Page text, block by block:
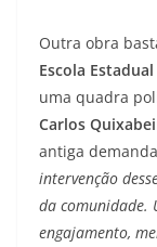
Outra obra
Escola
uma quadra
Carlos
antiga
intervenção
da comunidade.
engajamento,